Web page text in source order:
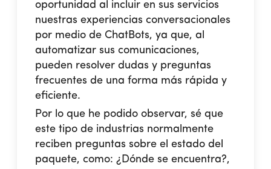
oportunidad al incluir en sus servicios
nuestrasexperiencias conversacionales
por medio de ChatBots, ya que, al
automatizar sus comunicaciones,
pueden resolver dudas y preguntas
frecuentes de una forma más rápida y
eficiente.
Por lo que he podido observar, sé que
este tipo de industrias normalmente
reciben preguntas sobre el estado del
paquete, como: ¿Dónde se encuentra?,